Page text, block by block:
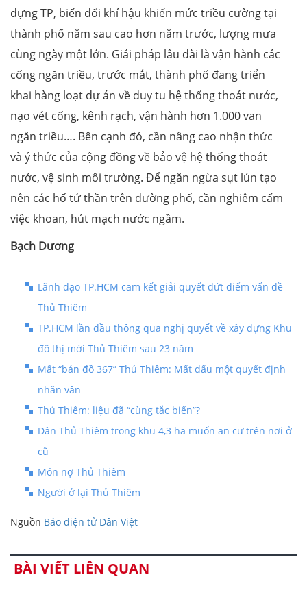
dựng TP, biến đổi khí hậu khiến mức triều cường tại
thành phố năm sau cao hơn năm trước, lượng mưa
cùng ngày một lớn. Giải pháp lâu dài là vận hành các
cống ngăn triều, trước mắt, thành phố đang triển
khai hàng loạt dự án về duy tu hệ thống thoát nước,
nạo vét cống, kênh rạch, vận hành hơn 1.000 van
ngăn triều…. Bên cạnh đó, cần nâng cao nhận thức
và ý thức của cộng đồng về bảo vệ hệ thống thoát
nước, vệ sinh môi trường. Để ngăn ngừa sụt lún tạo
nên các hố tử thần trên đường phố, cần nghiêm cấm
việc khoan, hút mạch nước ngầm.
Bạch Dương
Lãnh đạo TP.HCM cam kết giải quyết dứt điểm vấn đề
Thủ Thiêm
TP.HCM lần đầu thông qua nghị quyết về xây dựng Khu
đô thị mới Thủ Thiêm sau 23 năm
Mất “bản đồ 367” Thủ Thiêm: Mất dấu một quyết định
nhân văn
Thủ Thiêm: liệu đã “cùng tắc biến”?
Dân Thủ Thiêm trong khu 4,3 ha muốn an cư trên nơi ở
cũ
Món nợ Thủ Thiêm
Người ở lại Thủ Thiêm
Nguồn Báo điện tử Dân Việt
BÀI VIẾT LIÊN QUAN